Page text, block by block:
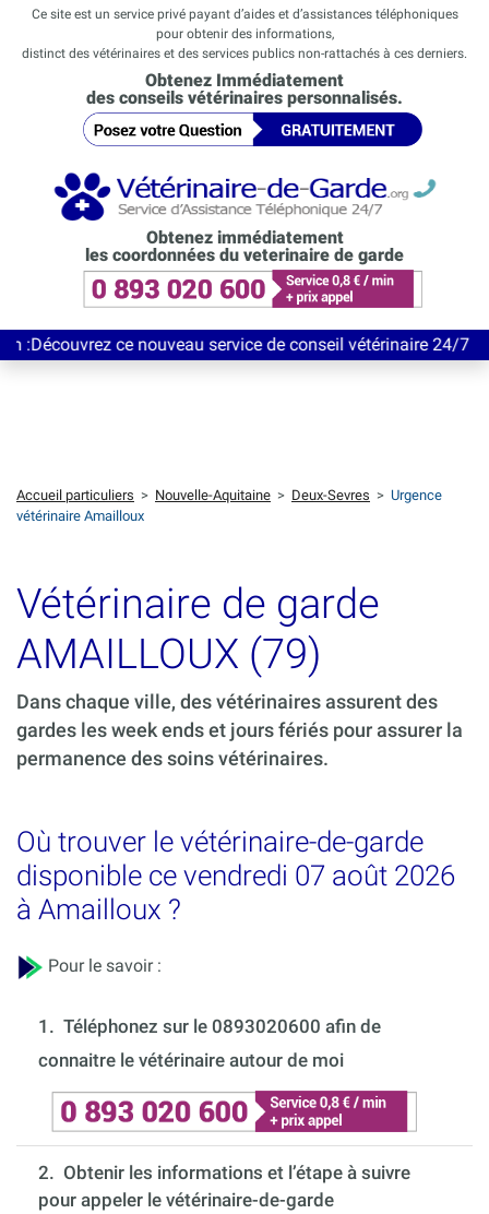
Ce site est un service privé payant d’aides et d’assistances téléphoniques
pour obtenir des informations,
distinct des vétérinaires et des services publics non-rattachés à ces derniers.
Obtenez Immédiatement
des conseils vétérinaires personnalisés.
Obtenez immédiatement
les coordonnées du veterinaire de garde
ce nouveau service de conseil vétérinaire 24/7
Accueil particuliers > Nouvelle-Aquitaine > Deux-Sevres > Urgence
vétérinaire Amailloux
Vétérinaire de garde
AMAILLOUX (79)
Dans chaque ville, des vétérinaires assurent des
gardes les week ends et jours fériés pour assurer la
permanence des soins vétérinaires.
Où trouver le vétérinaire-de-garde
disponible ce vendredi 07 août 2026
à Amailloux ?
Pour le savoir :
1. Téléphonez sur le 0893020600 afin de
connaitre le vétérinaire autour de moi
2. Obtenir les informations et l’étape à suivre
pour appeler le vétérinaire-de-garde